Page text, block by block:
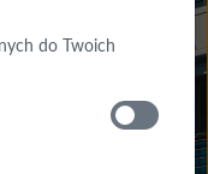
do Twoich